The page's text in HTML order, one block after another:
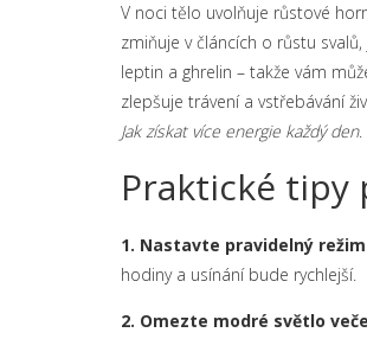
V noci tělo uvolňuje růstové
zmiňuje v článcích o růstu
leptin a ghrelin – takže vám
zlepšuje trávení a vstřebávání
Jak získat více energie každý den.
Praktické tipy
1. Nastavte pravidelný
hodiny a usínání bude rychlejší.
2. Omezte modré světlo